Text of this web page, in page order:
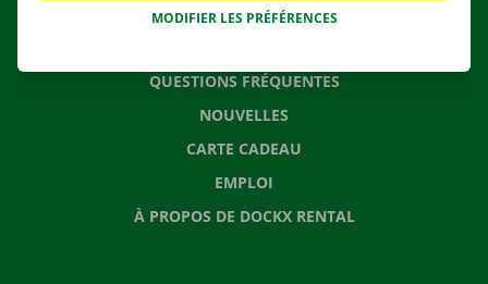
QUESTIONS FRÉQUENTES
NOUVELLES
CARTE CADEAU
EMPLOI
À PROPOS DE DOCKX RENTAL
MODIFIER LES PRÉFÉRENCES